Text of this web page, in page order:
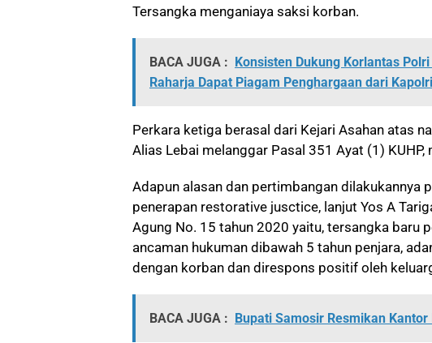
Tersangka menganiaya saksi korban.
BACA JUGA : Konsisten Dukung Korlantas
Raharja Dapat Piagam Penghargaan dari Kapolri
Perkara ketiga berasal dari Kejari Asahan atas
Alias Lebai melanggar Pasal 351 Ayat (1) KUHP,
Adapun alasan dan pertimbangan dilakukannya
penerapan restorative jusctice, lanjut Yos A
Agung No. 15 tahun 2020 yaitu, tersangka baru
ancaman hukuman dibawah 5 tahun penjara,
dengan korban dan direspons positif oleh
BACA JUGA : Bupati Samosir Resmikan Kantor